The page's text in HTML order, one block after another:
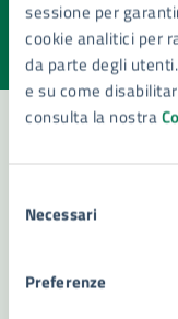
sessione per
cookie analitici per
da parte degli
e su come
consulta la nostra
delNecessari
Preferenze
Valuta la chiarezza
Seleziona il
Valuta
Valuta 3
Valuta 2 stelle
Valuta 1 stelle su 5
Leggi le
Richiedi